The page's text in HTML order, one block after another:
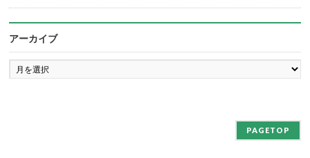
アーカイブ
ア
ー
PAGETOP